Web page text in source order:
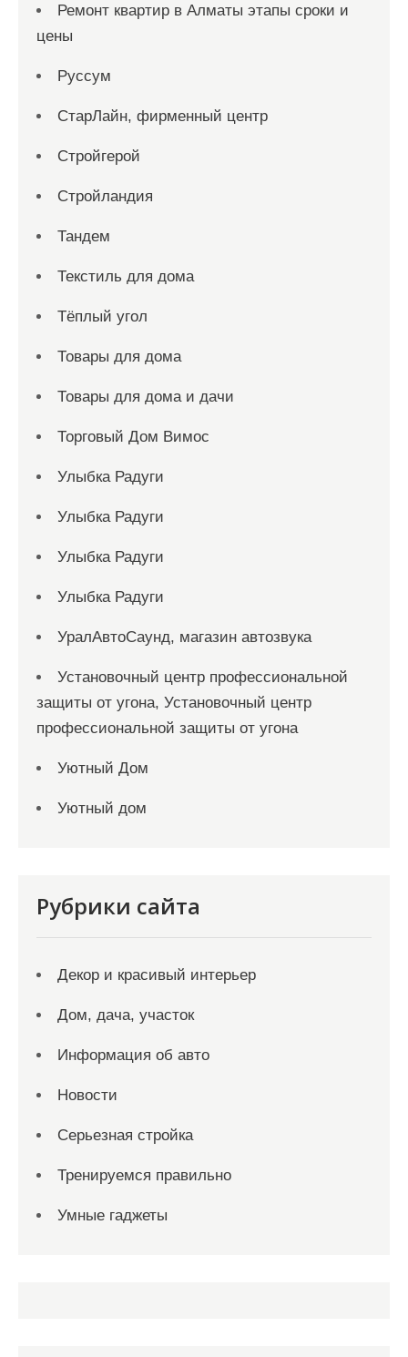
Ремонт квартир в Алматы этапы сроки и
цены
Руссум
СтарЛайн, фирменный центр
Стройгерой
Стройландия
Тандем
Текстиль для дома
Тёплый угол
Товары для дома
Товары для дома и дачи
Торговый Дом Вимос
Улыбка Радуги
Улыбка Радуги
Улыбка Радуги
Улыбка Радуги
УралАвтоСаунд, магазин автозвука
Установочный центр профессиональной
защиты от угона, Установочный центр
профессиональной защиты от угона
Уютный Дом
Уютный дом
Рубрики сайта
Декор и красивый интерьер
Дом, дача, участок
Информация об авто
Новости
Серьезная стройка
Тренируемся правильно
Умные гаджеты